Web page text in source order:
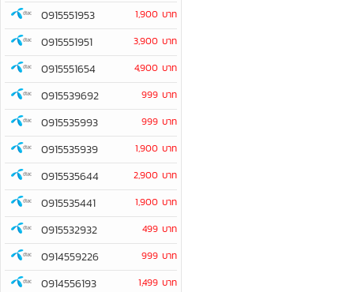
0915551953 1,900 บาท
0915551951 3,900 บาท
0915551654 4,900 บาท
0915539692 999 บาท
0915535993 999 บาท
0915535939 1,900 บาท
0915535644 2,900 บาท
0915535441 1,900 บาท
0915532932 499 บาท
0914559226 999 บาท
0914556193 1,499 บาท